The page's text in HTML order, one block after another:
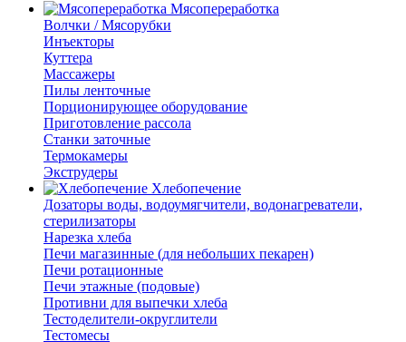
Мясопереработка
Волчки / Мясорубки
Инъекторы
Куттера
Массажеры
Пилы ленточные
Порционирующее оборудование
Приготовление рассола
Станки заточные
Термокамеры
Экструдеры
Хлебопечение
Дозаторы воды, водоумягчители, водонагреватели,
стерилизаторы
Нарезка хлеба
Печи магазинные (для небольших пекарен)
Печи ротационные
Печи этажные (подовые)
Противни для выпечки хлеба
Тестоделители-округлители
Тестомесы